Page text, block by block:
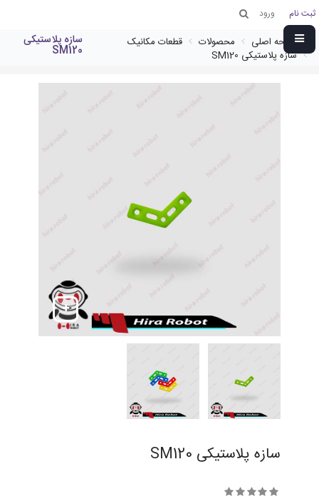
ثبت نام ورود
صفحه اصلی محصولات
قطعات مکانیک
سازه پلاستیکی SM120
سازه پلاستیکی
SM120
سازه پلاستیکی SM120